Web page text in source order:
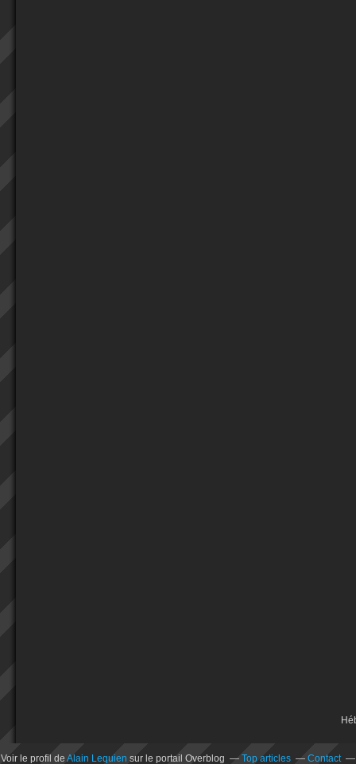
Voir le profil de Alain Lequien sur le portail Overblog Top articles Contact